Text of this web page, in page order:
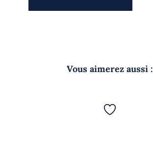
Vous aimerez aussi :